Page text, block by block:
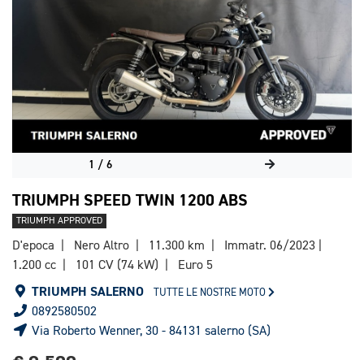
1 / 6
TRIUMPH SPEED TWIN 1200 ABS
TRIUMPH APPROVED
D'epoca Nero Altro 11.300 km
Immatr. 06/2023
1.200 cc
101 CV (74 kW) Euro 5
TRIUMPH SALERNO TUTTE LE NOSTRE MOTO
0892580502
Via Roberto Wenner, 30 - 84131 salerno (SA)